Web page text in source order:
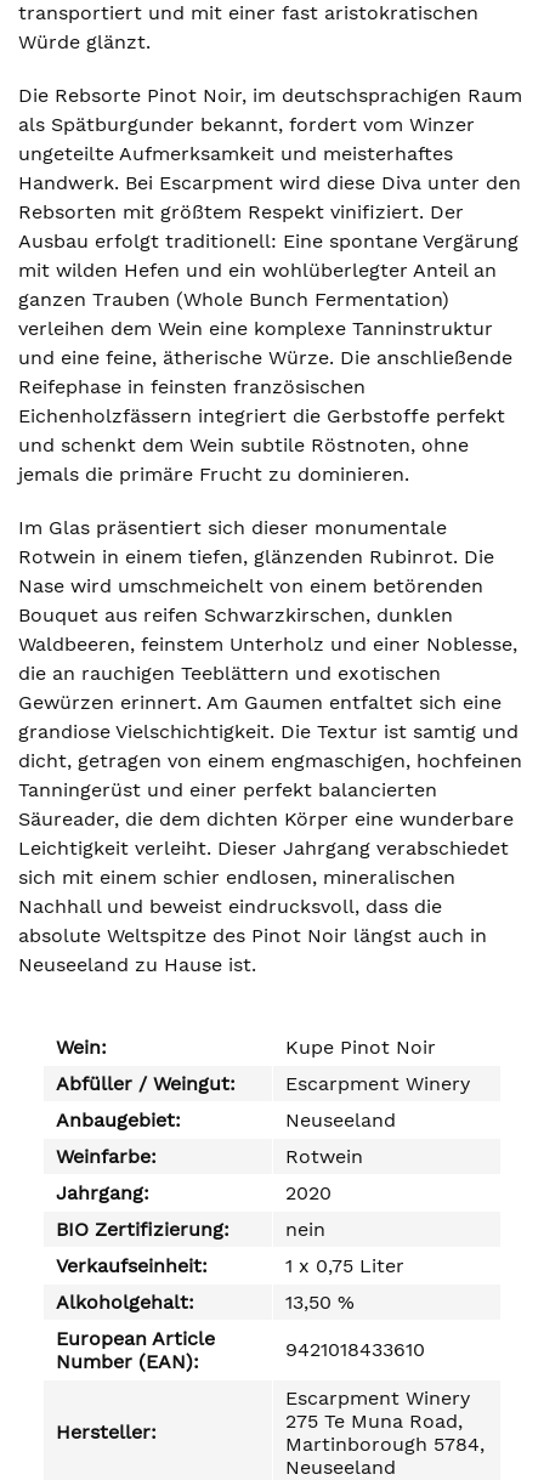
transportiert und mit einer fast aristokratischen
Würde glänzt.
Die Rebsorte Pinot Noir, im deutschsprachigen Raum
als Spätburgunder bekannt, fordert vom Winzer
ungeteilte Aufmerksamkeit und meisterhaftes
Handwerk. Bei Escarpment wird diese Diva unter den
Rebsorten mit größtem Respekt vinifiziert. Der
Ausbau erfolgt traditionell: Eine spontane Vergärung
mit wilden Hefen und ein wohlüberlegter Anteil an
ganzen Trauben (Whole Bunch Fermentation)
verleihen dem Wein eine komplexe Tanninstruktur
und eine feine, ätherische Würze. Die anschließende
Reifephase in feinsten französischen
Eichenholzfässern integriert die Gerbstoffe perfekt
und schenkt dem Wein subtile Röstnoten, ohne
jemals die primäre Frucht zu dominieren.
Im Glas präsentiert sich dieser monumentale
Rotwein in einem tiefen, glänzenden Rubinrot. Die
Nase wird umschmeichelt von einem betörenden
Bouquet aus reifen Schwarzkirschen, dunklen
Waldbeeren, feinstem Unterholz und einer Noblesse,
die an rauchigen Teeblättern und exotischen
Gewürzen erinnert. Am Gaumen entfaltet sich eine
grandiose Vielschichtigkeit. Die Textur ist samtig und
dicht, getragen von einem engmaschigen, hochfeinen
Tanningerüst und einer perfekt balancierten
Säureader, die dem dichten Körper eine wunderbare
Leichtigkeit verleiht. Dieser Jahrgang verabschiedet
sich mit einem schier endlosen, mineralischen
Nachhall und beweist eindrucksvoll, dass die
absolute Weltspitze des Pinot Noir längst auch in
Neuseeland zu Hause ist.
Wein:
Kupe Pinot Noir
Abfüller / Weingut:
Escarpment Winery
Anbaugebiet:
Neuseeland
Weinfarbe:
Rotwein
Jahrgang:
2020
BIO Zertifizierung:
nein
Verkaufseinheit:
1 x 0,75 Liter
Alkoholgehalt:
13,50 %
European Article
Number (EAN):
9421018433610
Hersteller:
Escarpment Winery
275 Te Muna Road,
Martinborough 5784,
Neuseeland